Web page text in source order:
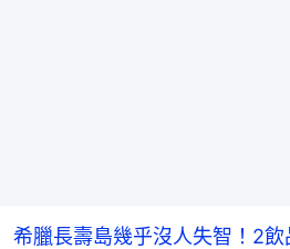
希臘長壽島幾乎沒人失智！2